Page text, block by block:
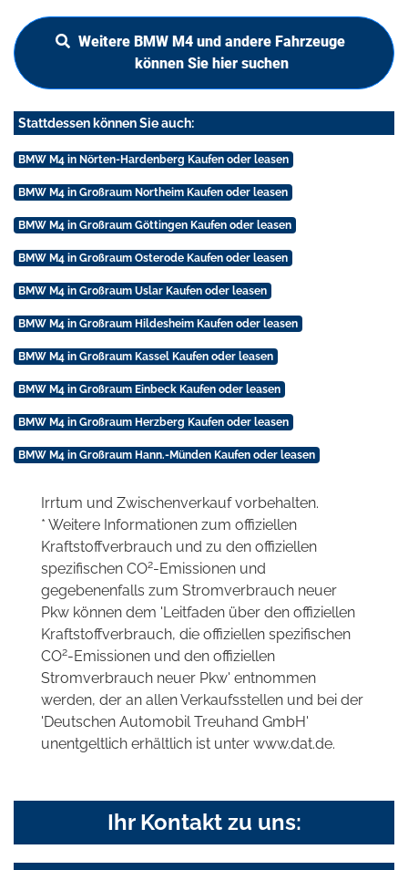
Weitere BMW M4 und andere Fahrzeuge
können Sie hier suchen
Stattdessen können Sie auch:
BMW M4 in Nörten-Hardenberg Kaufen oder leasen
BMW M4 in Großraum Northeim Kaufen oder leasen
BMW M4 in Großraum Göttingen Kaufen oder leasen
BMW M4 in Großraum Osterode Kaufen oder leasen
BMW M4 in Großraum Uslar Kaufen oder leasen
BMW M4 in Großraum Hildesheim Kaufen oder leasen
BMW M4 in Großraum Kassel Kaufen oder leasen
BMW M4 in Großraum Einbeck Kaufen oder leasen
BMW M4 in Großraum Herzberg Kaufen oder leasen
BMW M4 in Großraum Hann.-Münden Kaufen oder leasen
Irrtum und Zwischenverkauf vorbehalten.
* Weitere Informationen zum offiziellen
Kraftstoffverbrauch und zu den offiziellen
spezifischen CO2-Emissionen und
gegebenenfalls zum Stromverbrauch neuer
Pkw können dem 'Leitfaden über den offiziellen
Kraftstoffverbrauch, die offiziellen spezifischen
CO2-Emissionen und den offiziellen
Stromverbrauch neuer Pkw' entnommen
werden, der an allen Verkaufsstellen und bei der
'Deutschen Automobil Treuhand GmbH'
unentgeltlich erhältlich ist unter www.dat.de.
Ihr Kontakt zu uns: